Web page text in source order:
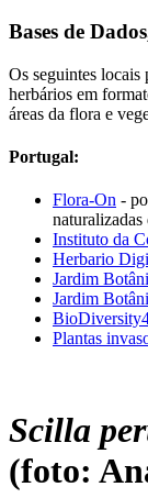
Bases de
Os seguintes locais
herbários em
áreas da flora e
Portugal:
Flora-On -
Instituto da
Herbario
Jardim
Jardim
Plantas
Scilla
(foto: